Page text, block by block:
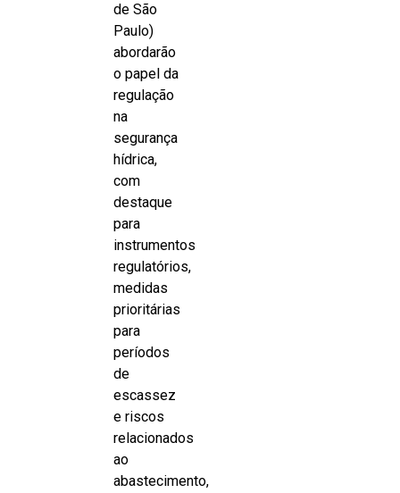
de São
Paulo)
abordarão
o papel da
regulação
na
segurança
hídrica,
com
destaque
para
instrumentos
regulatórios,
medidas
prioritárias
para
períodos
de
escassez
e riscos
relacionados
ao
abastecimento,